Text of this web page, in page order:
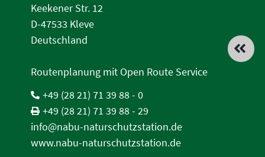
Keekener Str. 12
D-47533 Kleve
Deutschland
Routenplanung mit Open Route Service
+49 (28 21) 71 39 88 - 0
+49 (28 21) 71 39 88 - 29
info@nabu-naturschutzstation.de
www.nabu-naturschutzstation.de